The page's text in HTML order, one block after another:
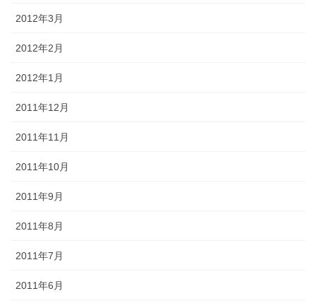
2012年3月
2012年2月
2012年1月
2011年12月
2011年11月
2011年10月
2011年9月
2011年8月
2011年7月
2011年6月